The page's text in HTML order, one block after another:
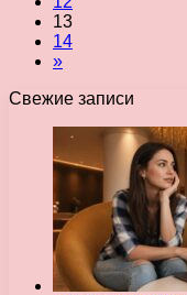
13
14
»
Свежие записи